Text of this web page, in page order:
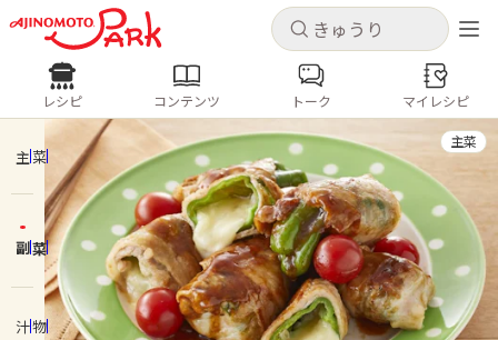
キャンセル
ログインするとレシピを保存できます
ログイン 新規登録
ホーム
コンテンツ
キャンセル
レシピ コンテンツ
人気の食材・レシピ
きゅうり なす トマト
とうもろこし
ピーマン
みょうが ゴーヤ
レシピ コンテンツ トーク マイレシピ
主菜
副菜
汁物
主菜